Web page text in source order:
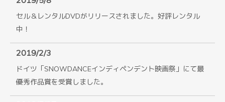
セル＆レンタルDVDがリリースされました。好評レンタル
中！
2019/2/3
ドイツ「SNOWDANCEインディペンデント映画祭」にて最
優秀作品賞を受賞しました。